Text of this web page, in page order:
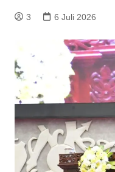
3 6 Juli 2026